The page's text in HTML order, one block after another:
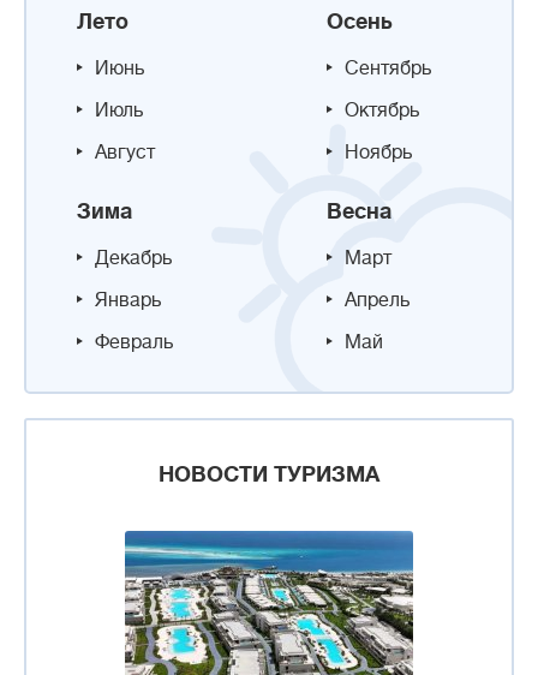
Лето
Июнь
Июль
Август
Осень
Сентябрь
Октябрь
Ноябрь
Зима
Декабрь
Январь
Февраль
Весна
Март
Апрель
Май
НОВОСТИ ТУРИЗМА